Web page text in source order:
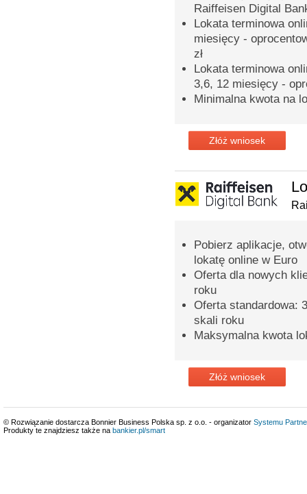
Raiffeisen Digital
Lokata terminowa
miesięcy -
zł
Lokata terminowa
3,6, 12 miesięcy -
Minimalna kwota na
Złóż wniosek
Pobierz aplikacje,
lokatę online w Euro
Oferta dla nowych
roku
Oferta standardowa:
skali roku
Maksymalna kwota
Złóż wniosek
© Rozwiązanie dostarcza Bonnier Business Polska sp. z o.o. - organizator Systemu
Produkty te znajdziesz także na bankier.pl/smart